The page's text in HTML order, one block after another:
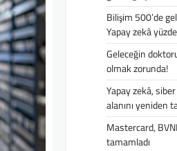
Bilişim 500’de
Yapay zekâ
Geleceğin
olmak zorunda!
Yapay zekâ,
alanını yeniden
Mastercard,
tamamladı